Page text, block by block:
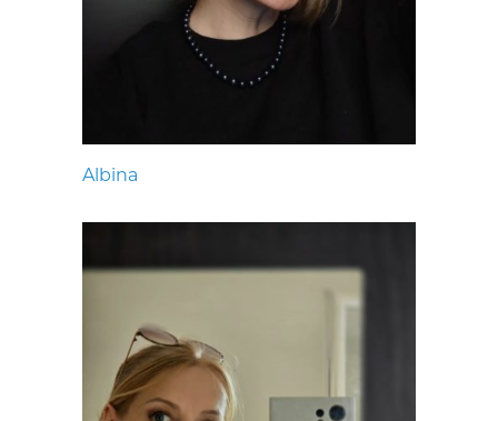
Albina